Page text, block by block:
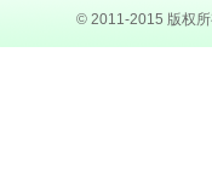
© 2011-2015 版权